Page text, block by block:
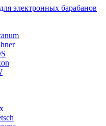
электронных барабанов